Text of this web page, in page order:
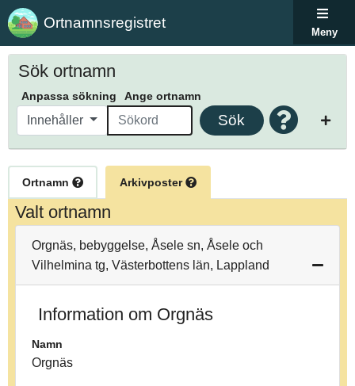
Ortnamnsregistret
Meny
Sök ortnamn
Anpassa sökning Ange ortnamn
Innehåller Sök
Ortnamn Arkivposter
Valt ortnamn
Orgnäs, bebyggelse, Åsele sn, Åsele och
Vilhelmina tg, Västerbottens län, Lappland
Information om Orgnäs
Namn
Orgnäs